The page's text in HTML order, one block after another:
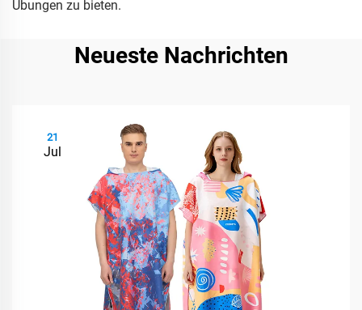
Übungen zu bieten.
Neueste Nachrichten
21
Jul